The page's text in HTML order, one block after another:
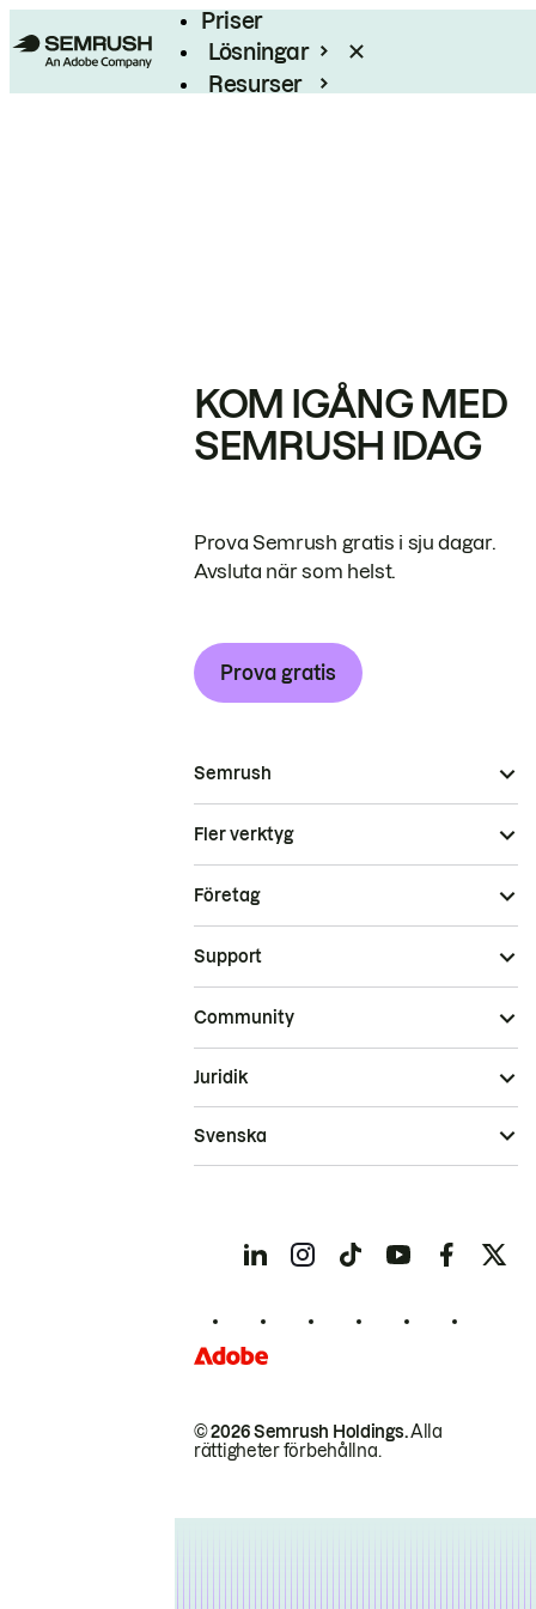
Priser
Lösningar
Resurser
KOM IGÅNG MED
SEMRUSH IDAG
Prova Semrush gratis i sju dagar.
Avsluta när som helst.
Prova gratis
Semrush
Fler verktyg
Företag
Support
Community
© 2026 Semrush Holdings.Alla
rättigheter förbehållna.
Juridik
Svenska